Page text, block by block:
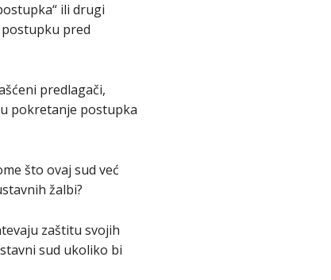
ili drugi
pred
predlagači,
pokretanje postupka
što ovaj sud već
žalbi?
zaštitu svojih
sud ukoliko bi